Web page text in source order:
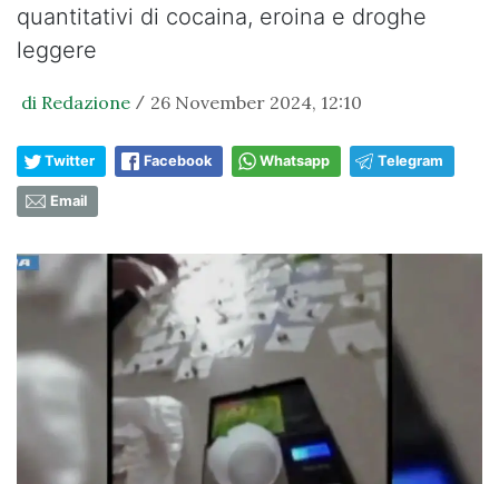
quantitativi di cocaina, eroina e droghe
leggere
di Redazione / 26 November 2024, 12:10
Twitter Facebook Whatsapp Telegram
Email